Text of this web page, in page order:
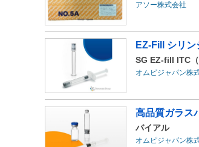
アソー株式会社
EZ-Fill シリ
SG EZ-fill ITC（
オムピジャパン株
高品質ガラス
バイアル
オムピジャパン株